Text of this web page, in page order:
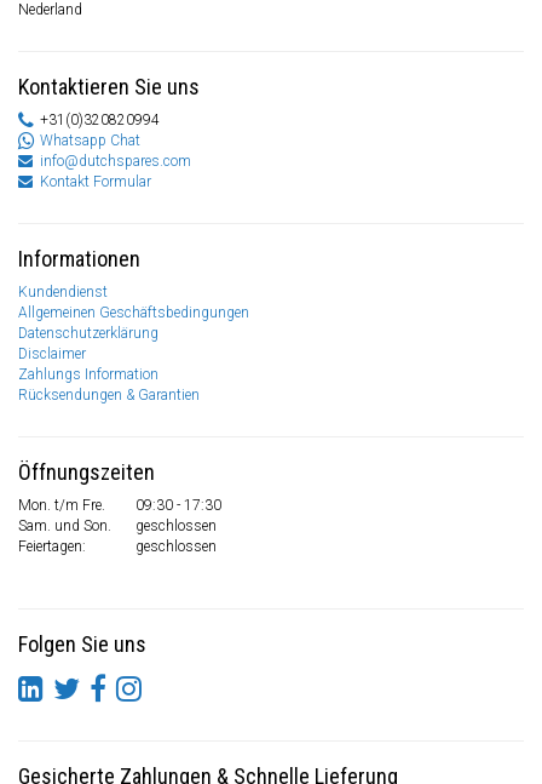
Nederland
Kontaktieren Sie uns
+31(0)320820994
Whatsapp Chat
info@dutchspares.com
Kontakt Formular
Informationen
Kundendienst
Allgemeinen Geschäftsbedingungen
Datenschutzerklärung
Disclaimer
Zahlungs Information
Rücksendungen & Garantien
Öffnungszeiten
Mon. t/m Fre.
09:30 - 17:30
Sam. und Son.
geschlossen
Feiertagen:
geschlossen
Folgen Sie uns
Gesicherte Zahlungen & Schnelle Lieferung